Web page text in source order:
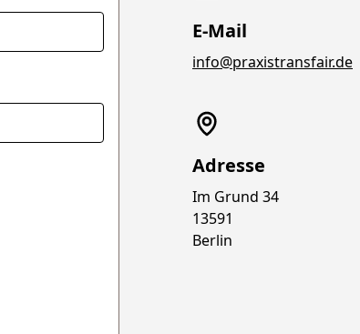
E-Mail
info@praxistransfair.de
Adresse
Im Grund 34
13591
Berlin